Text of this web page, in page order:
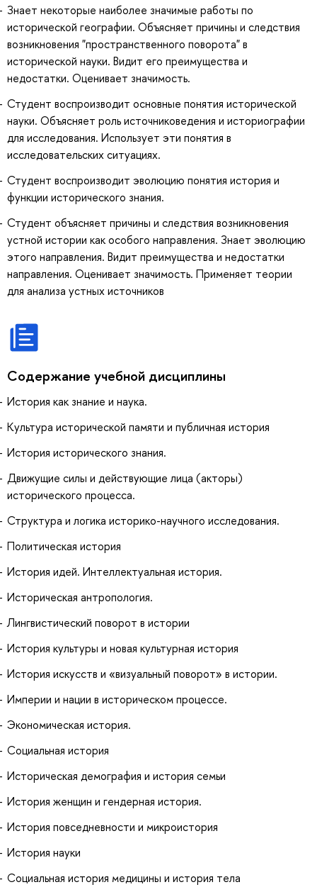
Знает некоторые наиболее значимые работы по
исторической географии. Объясняет причины и следствия
возникновения "пространственного поворота" в
исторической науки. Видит его преимущества и
недостатки. Оценивает значимость.
Студент воспроизводит основные понятия исторической
науки. Объясняет роль источниковедения и историографии
для исследования. Использует эти понятия в
исследовательских ситуациях.
Студент воспроизводит эволюцию понятия история и
функции исторического знания.
Студент объясняет причины и следствия возникновения
устной истории как особого направления. Знает эволюцию
этого направления. Видит преимущества и недостатки
направления. Оценивает значимость. Применяет теории
для анализа устных источников
Содержание учебной дисциплины
История как знание и наука.
Культура исторической памяти и публичная история
История исторического знания.
Движущие силы и действующие лица (акторы)
исторического процесса.
Структура и логика историко-научного исследования.
Политическая история
История идей. Интеллектуальная история.
Историческая антропология.
Лингвистический поворот в истории
История культуры и новая культурная история
История искусств и «визуальный поворот» в истории.
Империи и нации в историческом процессе.
Экономическая история.
Социальная история
Историческая демография и история семьи
История женщин и гендерная история.
История повседневности и микроистория
История науки
Социальная история медицины и история тела